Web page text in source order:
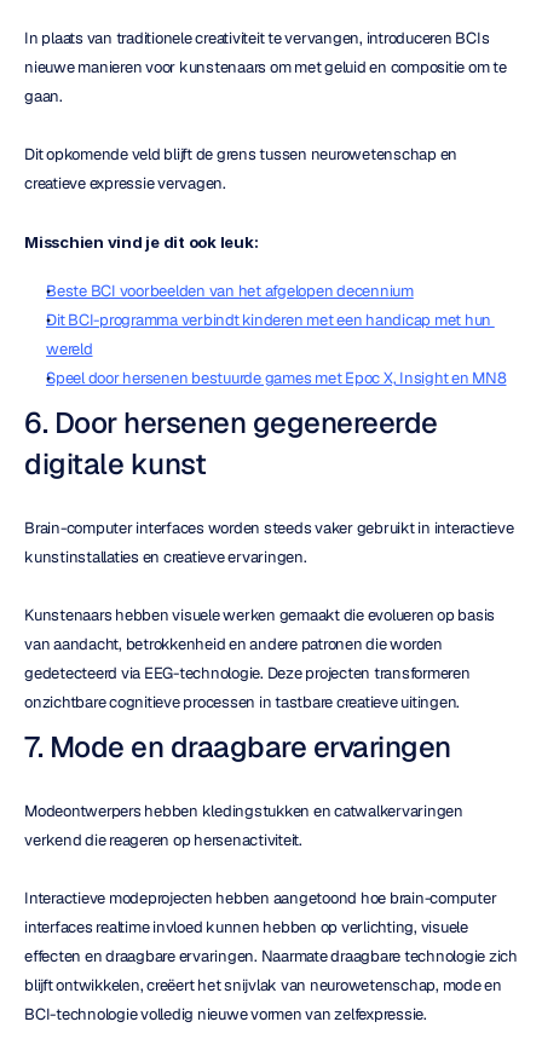
In plaats van traditionele creativiteit te vervangen, introduceren BCIs
nieuwe manieren voor kunstenaars om met geluid en compositie om te
gaan.
Dit opkomende veld blijft de grens tussen neurowetenschap en
creatieve expressie vervagen.
Misschien vind je dit ook leuk:
Beste BCI voorbeelden van het afgelopen decennium
Dit BCI-programma verbindt kinderen met een handicap met hun
wereld
Speel door hersenen bestuurde games met Epoc X, Insight en MN8
6. Door hersenen gegenereerde
digitale kunst
Brain-computer interfaces worden steeds vaker gebruikt in interactieve
kunstinstallaties en creatieve ervaringen.
Kunstenaars hebben visuele werken gemaakt die evolueren op basis
van aandacht, betrokkenheid en andere patronen die worden
gedetecteerd via EEG-technologie. Deze projecten transformeren
onzichtbare cognitieve processen in tastbare creatieve uitingen.
7. Mode en draagbare ervaringen
Modeontwerpers hebben kledingstukken en catwalkervaringen
verkend die reageren op hersenactiviteit.
Interactieve modeprojecten hebben aangetoond hoe brain-computer
interfaces realtime invloed kunnen hebben op verlichting, visuele
effecten en draagbare ervaringen. Naarmate draagbare technologie zich
blijft ontwikkelen, creëert het snijvlak van neurowetenschap, mode en
BCI-technologie volledig nieuwe vormen van zelfexpressie.